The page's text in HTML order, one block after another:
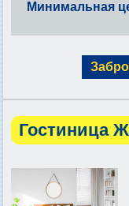
Минимальная
Гостиница